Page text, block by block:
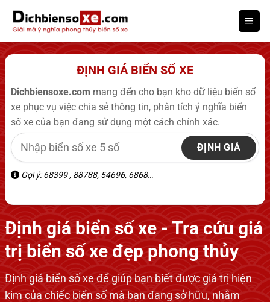
qua
nội
dung
ĐỊNH GIÁ BIỂN SỐ XE
Dichbiensoxe.com mang đến cho bạn kho dữ liệu biển số
xe phục vụ việc chia sẻ thông tin, phân tích ý nghĩa biển
số xe của bạn đang sử dụng một cách chính xác.
ĐỊNH GIÁ
Gợi ý: 68399 , 88788, 54696, 6868…
Định giá biển số xe - Tra cứu giá
trị biển số xe đẹp phong thủy
Định giá biển số xe để giúp bạn biết được giá trị hiện
kim của chiếc biển số mà bạn đang sở hữu, nhằm